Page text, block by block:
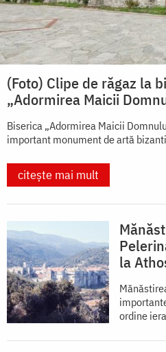
(Foto) Clipe de răgaz la
„Adormirea Maicii
Biserica „Adormirea Maicii
important monument de artă
citește mai mult
la
ordine